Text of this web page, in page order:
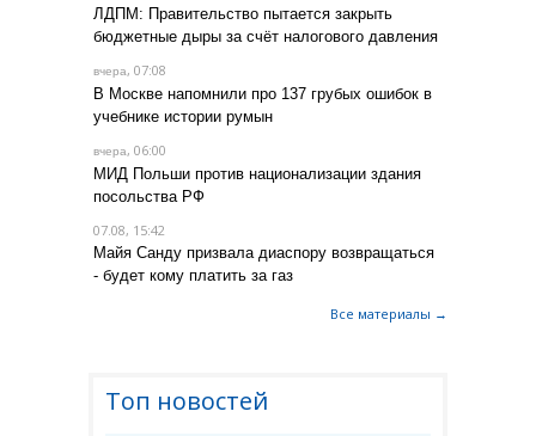
ЛДПМ: Правительство пытается закрыть
бюджетные дыры за счёт налогового давления
вчера, 07:08
В Москве напомнили про 137 грубых ошибок в
учебнике истории румын
вчера, 06:00
МИД Польши против национализации здания
посольства РФ
07.08, 15:42
Майя Санду призвала диаспору возвращаться
- будет кому платить за газ
Все материалы →
Топ новостей